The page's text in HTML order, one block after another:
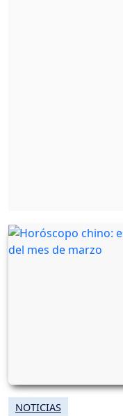
NOTICIAS